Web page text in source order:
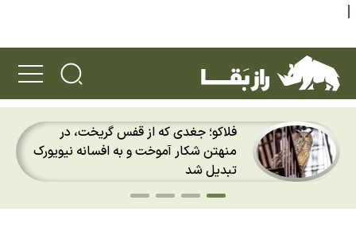
فلاکو؛ جغدی که از قفس گریخت، در
منهتن شکار آموخت و به افسانه نیویورک
تبدیل شد